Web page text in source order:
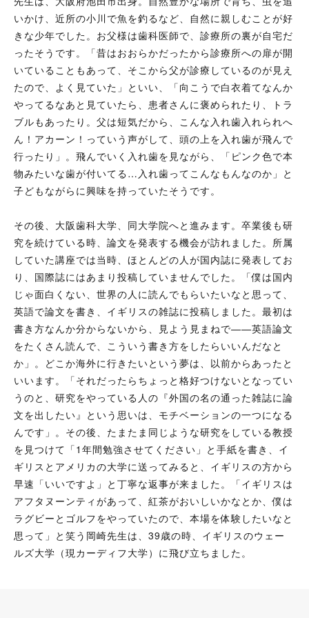
いかけ、近所の小川で魚を釣るなど、自然に親しむことが好
きな少年でした。お父様は歯科医師で、診療所の裏が自宅だ
ったそうです。「昔はおおらかだったから診療所への扉が開
いていることもあって、そこから父が診療しているのが見え
たので、よく見ていた」といい、「向こうで白衣着てなんか
やってるなあと見ていたら、患者さんに褒められたり、トラ
ブルもあったり。父は短気だから、こんな入れ歯入れられへ
ん！アカーン！っていう声がして、頭の上を入れ歯が飛んで
行ったり」。飛んでいく入れ歯を見ながら、「ピンク色で本
物みたいな歯が付いてる…入れ歯ってこんなもんなのか」と
子どもながらに興味を持っていたそうです。
その後、大阪歯科大学、同大学院へと進みます。卒業後も研
究を続けている時、論文を発表する機会が訪れました。所属
していた講座では当時、ほとんどの人が国内誌に発表してお
り、国際誌にはあまり投稿していませんでした。「僕は国内
じゃ面白くない、世界の人に読んでもらいたいなと思って、
英語で論文を書き、イギリスの雑誌に投稿しました。最初は
書き方なんか分からないから、見よう見まねで——英語論文
をたくさん読んで、こういう書き方をしたらいいんだなと
か」。どこか海外に行きたいという夢は、以前からあったと
いいます。「それだったらちょっと格好つけないとなってい
うのと、研究をやっている人の『外国の名の通った雑誌に論
文を出したい』という思いは、モチベーションの一つになる
んです」。その後、たまたま同じような研究をしている教授
を見つけて「1年間勉強させてください」と手紙を書き、イ
ギリスとアメリカの大学に送ってみると、イギリスの方から
早速「いいですよ」と丁寧な返事が来ました。「イギリスは
アフタヌーンティがあって、紅茶がおいしいかなとか、僕は
ラグビーとゴルフをやっていたので、本場を体験したいなと
思って」と笑う岡崎先生は、39歳の時、イギリスのウェー
ルズ大学（現カーディフ大学）に飛び立ちました。